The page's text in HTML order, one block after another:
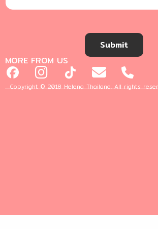
Submit
MORE FROM US
Copyright © 2018 Helena Thailand. All rights